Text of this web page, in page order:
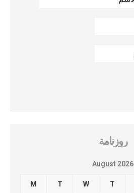
روزنامة
August 2026
M T W T